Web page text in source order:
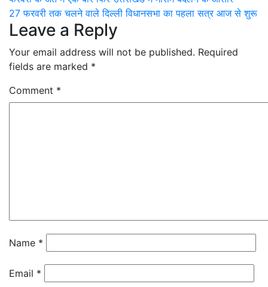
navigation
27 फरवरी तक चलने वाले दिल्ली विधानसभा का पहला सत्र आज से शुरू
Leave a Reply
Your email address will not be published. Required
fields are marked *
Comment *
Name *
Email *